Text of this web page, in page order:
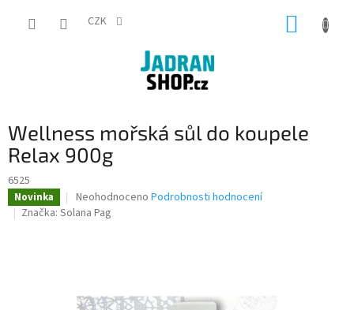
CZK
Wellness mořská sůl do koupele
Relax 900g
6525
Novinka
Průměrné
hodnocení
hvězdiček.
Neohodnoceno Podrobnosti hodnocení
Značka: Solana Pag